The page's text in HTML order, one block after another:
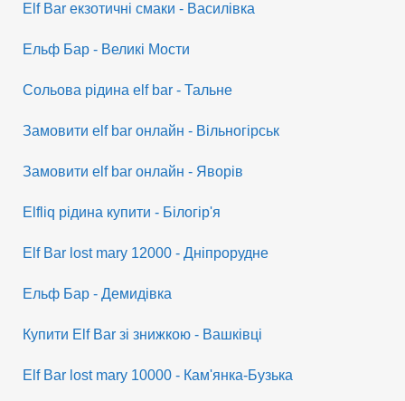
Elf Bar екзотичні смаки - Василівка
Ельф Бар - Великі Мости
Сольова рідина elf bar - Тальне
Замовити elf bar онлайн - Вільногірськ
Замовити elf bar онлайн - Яворів
Elfliq рідина купити - Білогір'я
Elf Bar lost mary 12000 - Дніпрорудне
Ельф Бар - Демидівка
Купити Elf Bar зі знижкою - Вашківці
Elf Bar lost mary 10000 - Кам'янка-Бузька